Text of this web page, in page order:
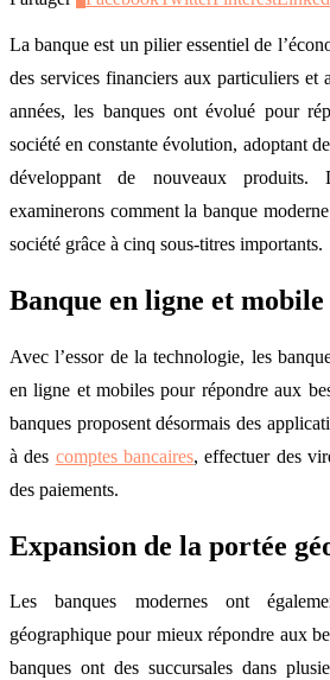
La banque est un pilier essentiel de
des services financiers aux particuliers et
années, les banques ont évolué pour
société en constante évolution, adoptant
développant de nouveaux
examinerons comment la banque
société grâce à cinq sous-titres importants.
Banque en ligne et mobile
Avec l’essor de la technologie, les
en ligne et mobiles pour répondre aux
banques proposent désormais des
à des comptes bancaires, effectuer des
des paiements.
Expansion de la portée
Les banques modernes ont
géographique pour mieux répondre aux
banques ont des succursales dans